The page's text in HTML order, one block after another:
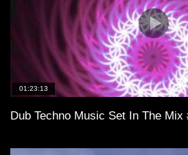
01:23:13
Dub Techno Music Set In The Mix